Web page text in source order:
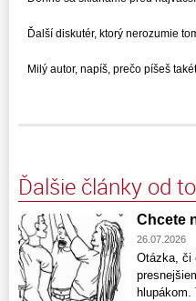
Ďalší diskutér, ktorý nerozumie
Milý autor, napíš, prečo píšeš
Ďalšie články od
Chcete
26.07.2026
Otázka, či